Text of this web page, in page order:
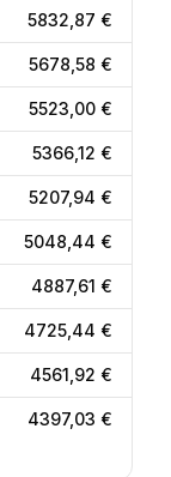
5832,87 €
5678,58 €
5523,00 €
5366,12 €
5207,94 €
5048,44 €
4887,61 €
4725,44 €
4561,92 €
4397,03 €